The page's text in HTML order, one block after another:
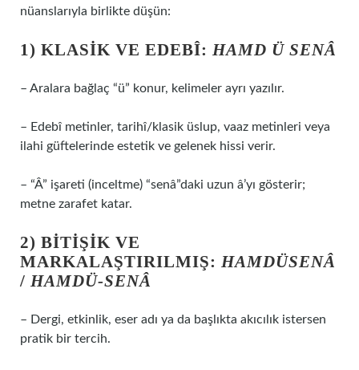
nüanslarıyla birlikte düşün:
1) KLASIK VE EDEBÎ: HAMD Ü SENÂ
– Aralara bağlaç “ü” konur, kelimeler ayrı yazılır.
– Edebî metinler, tarihî/klasik üslup, vaaz metinleri veya
ilahi güftelerinde estetik ve gelenek hissi verir.
– “Â” işareti (inceltme) “senâ”daki uzun â’yı gösterir;
metne zarafet katar.
2) BITIŞIK VE
MARKALAŞTIRILMIŞ: HAMDÜSENÂ
/ HAMDÜ-SENÂ
– Dergi, etkinlik, eser adı ya da başlıkta akıcılık istersen
pratik bir tercih.